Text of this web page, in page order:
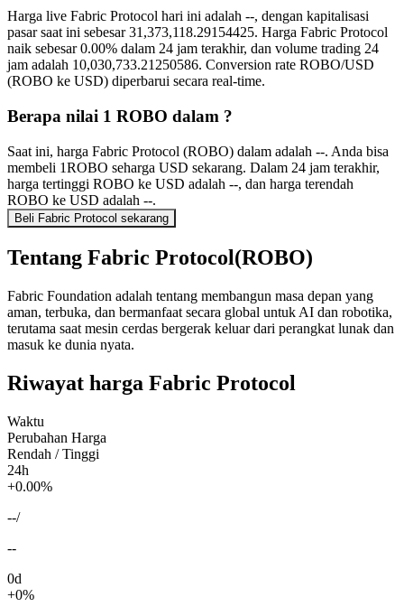
Harga live Fabric Protocol hari ini adalah --, dengan kapitalisasi
pasar saat ini sebesar 31,373,118.29154425. Harga Fabric Protocol
naik sebesar 0.00% dalam 24 jam terakhir, dan volume trading 24
jam adalah 10,030,733.21250586. Conversion rate ROBO/USD
(ROBO ke USD) diperbarui secara real-time.
Berapa nilai 1 ROBO dalam ?
Saat ini, harga Fabric Protocol (ROBO) dalam adalah --. Anda bisa
membeli 1ROBO seharga USD sekarang. Dalam 24 jam terakhir,
harga tertinggi ROBO ke USD adalah --, dan harga terendah
ROBO ke USD adalah --.
Beli Fabric Protocol sekarang
Tentang Fabric Protocol(ROBO)
Fabric Foundation adalah tentang membangun masa depan yang
aman, terbuka, dan bermanfaat secara global untuk AI dan robotika,
terutama saat mesin cerdas bergerak keluar dari perangkat lunak dan
masuk ke dunia nyata.
Riwayat harga Fabric Protocol
Waktu
Perubahan Harga
Rendah / Tinggi
24h
+0.00%
--/
--
0d
+0%